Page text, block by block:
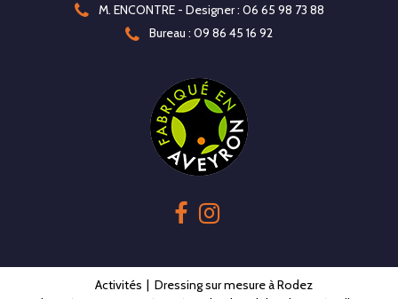
M. ENCONTRE - Designer : 06 65 98 73 88
Bureau : 09 86 45 16 92
Activités
Dressing sur mesure à Rodez